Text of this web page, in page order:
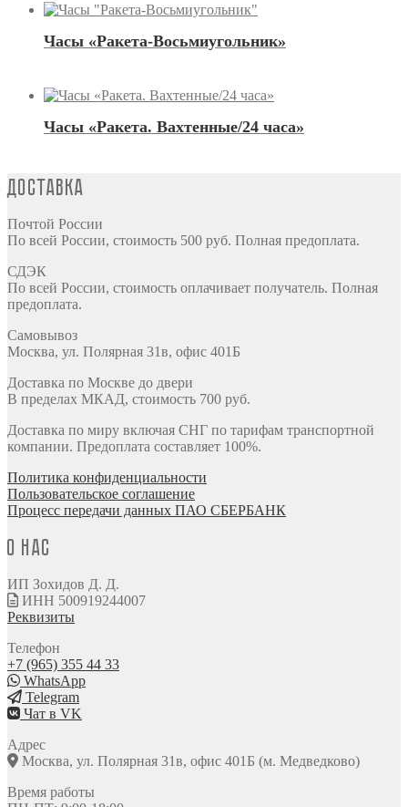
Часы «Ракета-Восьмиугольник»
Часы «Ракета. Вахтенные/24 часа»
Доставка
Почтой России
По всей России, стоимость 500 руб. Полная предоплата.
СДЭК
По всей России, стоимость оплачивает получатель. Полная
предоплата.
Самовывоз
Москва, ул. Полярная 31в, офис 401Б
Доставка по Москве до двери
В пределах МКАД, стоимость 700 руб.
Доставка по миру включая СНГ по тарифам транспортной
компании. Предоплата составляет 100%.
Политика конфиденциальности
Пользовательское соглашение
Процесс передачи данных ПАО СБЕРБАНК
О нас
ИП Зохидов Д. Д.
ИНН 500919244007
Реквизиты
Телефон
+7 (965) 355 44 33
WhatsApp
Telegram
Чат в VK
Адрес
Москва, ул. Полярная 31в, офис 401Б (м. Медведково)
Время работы